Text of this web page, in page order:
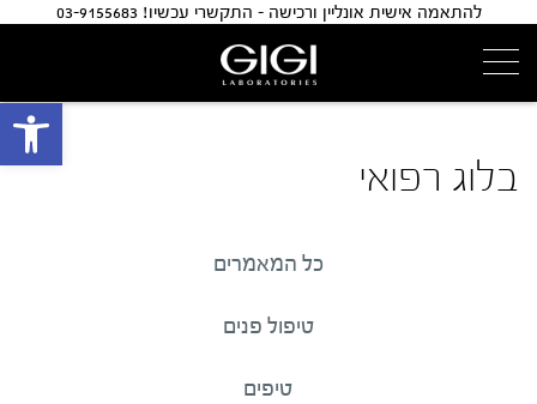
להתאמה אישית אונליין ורכישה - התקשרי עכשיו! 03-9155683
בלוג רפואי
כל המאמרים
טיפול פנים
טיפים